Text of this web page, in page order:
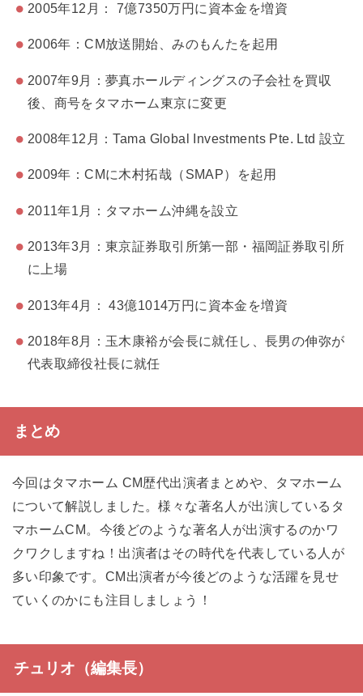
2005年12月： 7億7350万円に資本金を増資
2006年：CM放送開始、みのもんたを起用
2007年9月：夢真ホールディングスの子会社を買収
後、商号をタマホーム東京に変更
2008年12月：Tama Global Investments Pte. Ltd 設立
2009年：CMに木村拓哉（SMAP）を起用
2011年1月：タマホーム沖縄を設立
2013年3月：東京証券取引所第一部・福岡証券取引所
に上場
2013年4月： 43億1014万円に資本金を増資
2018年8月：玉木康裕が会長に就任し、長男の伸弥が
代表取締役社長に就任
まとめ
今回はタマホーム CM歴代出演者まとめや、タマホーム
について解説しました。様々な著名人が出演しているタ
マホームCM。今後どのような著名人が出演するのかワ
クワクしますね！出演者はその時代を代表している人が
多い印象です。CM出演者が今後どのような活躍を見せ
ていくのかにも注目しましょう！
チュリオ（編集長）